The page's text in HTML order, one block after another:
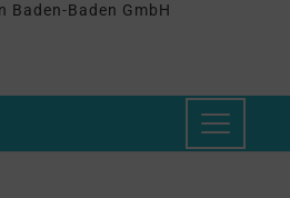
Baden-Baden GmbH